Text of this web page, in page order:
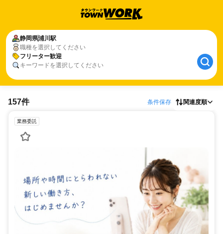
静岡県浦川駅
職種を選択してください
フリーター歓迎
キーワードを選択してください
157件 条件保存 関連度順
業務委託